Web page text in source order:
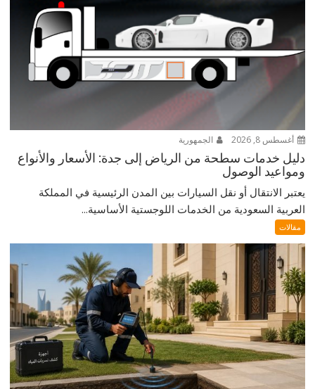
أغسطس 8, 2026 الجمهورية
دليل خدمات سطحة من الرياض إلى جدة: الأسعار والأنواع
ومواعيد الوصول
يعتبر الانتقال أو نقل السيارات بين المدن الرئيسية في المملكة
العربية السعودية من الخدمات اللوجستية الأساسية...
مقالات